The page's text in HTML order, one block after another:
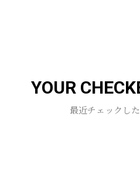
お買い物を続ける
YOUR
最近チェックし